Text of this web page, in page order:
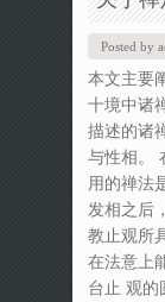
Posted by
本文主要
十境中诸
描述的诸
与性相。
用的禅法
发相之后
教止观所
在法意上
台止 观的